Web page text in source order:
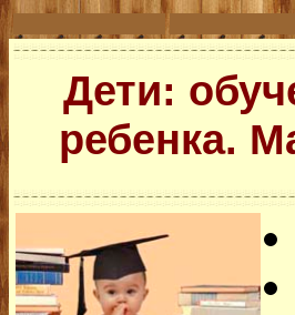
Дети:
ребенка.